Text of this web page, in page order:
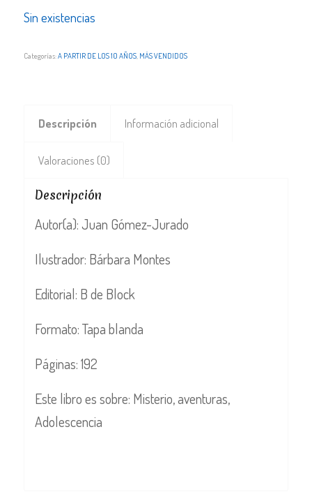
Sin existencias
Categorías:A PARTIR DE LOS 10 AÑOS, MÁS VENDIDOS
Descripción Información adicional
Valoraciones (0)
Descripción
Autor(a): Juan Gómez-Jurado
Ilustrador: Bárbara Montes
Editorial: B de Block
Formato: Tapa blanda
Páginas: 192
Este libro es sobre: Misterio, aventuras,
Adolescencia